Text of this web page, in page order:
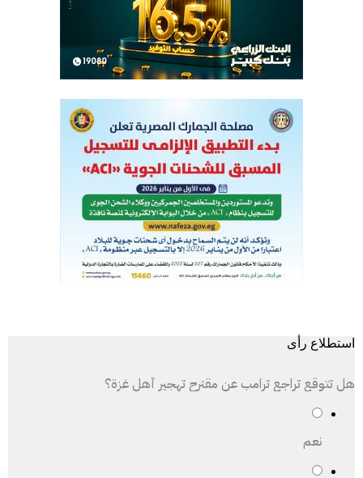
استطلاع رأى
هل تتوقع تراجع ترامب عن مقترح تهجير أهل غزة؟
نعم